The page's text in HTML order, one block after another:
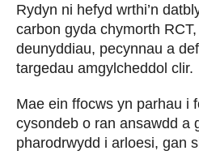
Rydyn ni hefyd wrthi’n
carbon gyda chymorth
deunyddiau, pecynnau a
targedau amgylcheddol clir.
Mae ein ffocws yn parhau i
cysondeb o ran ansawdd a
pharodrwydd i arloesi, gan